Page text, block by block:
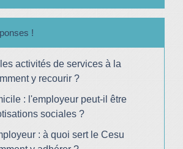
!
activités de services à la
y recourir ?
: l'employeur peut-il être
sociales ?
: à quoi sert le Cesu